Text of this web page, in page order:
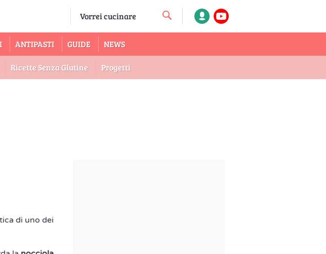
ANTIPASTI GUIDE NEWS
Ricette Senza Glutine Progetti
di uno dei